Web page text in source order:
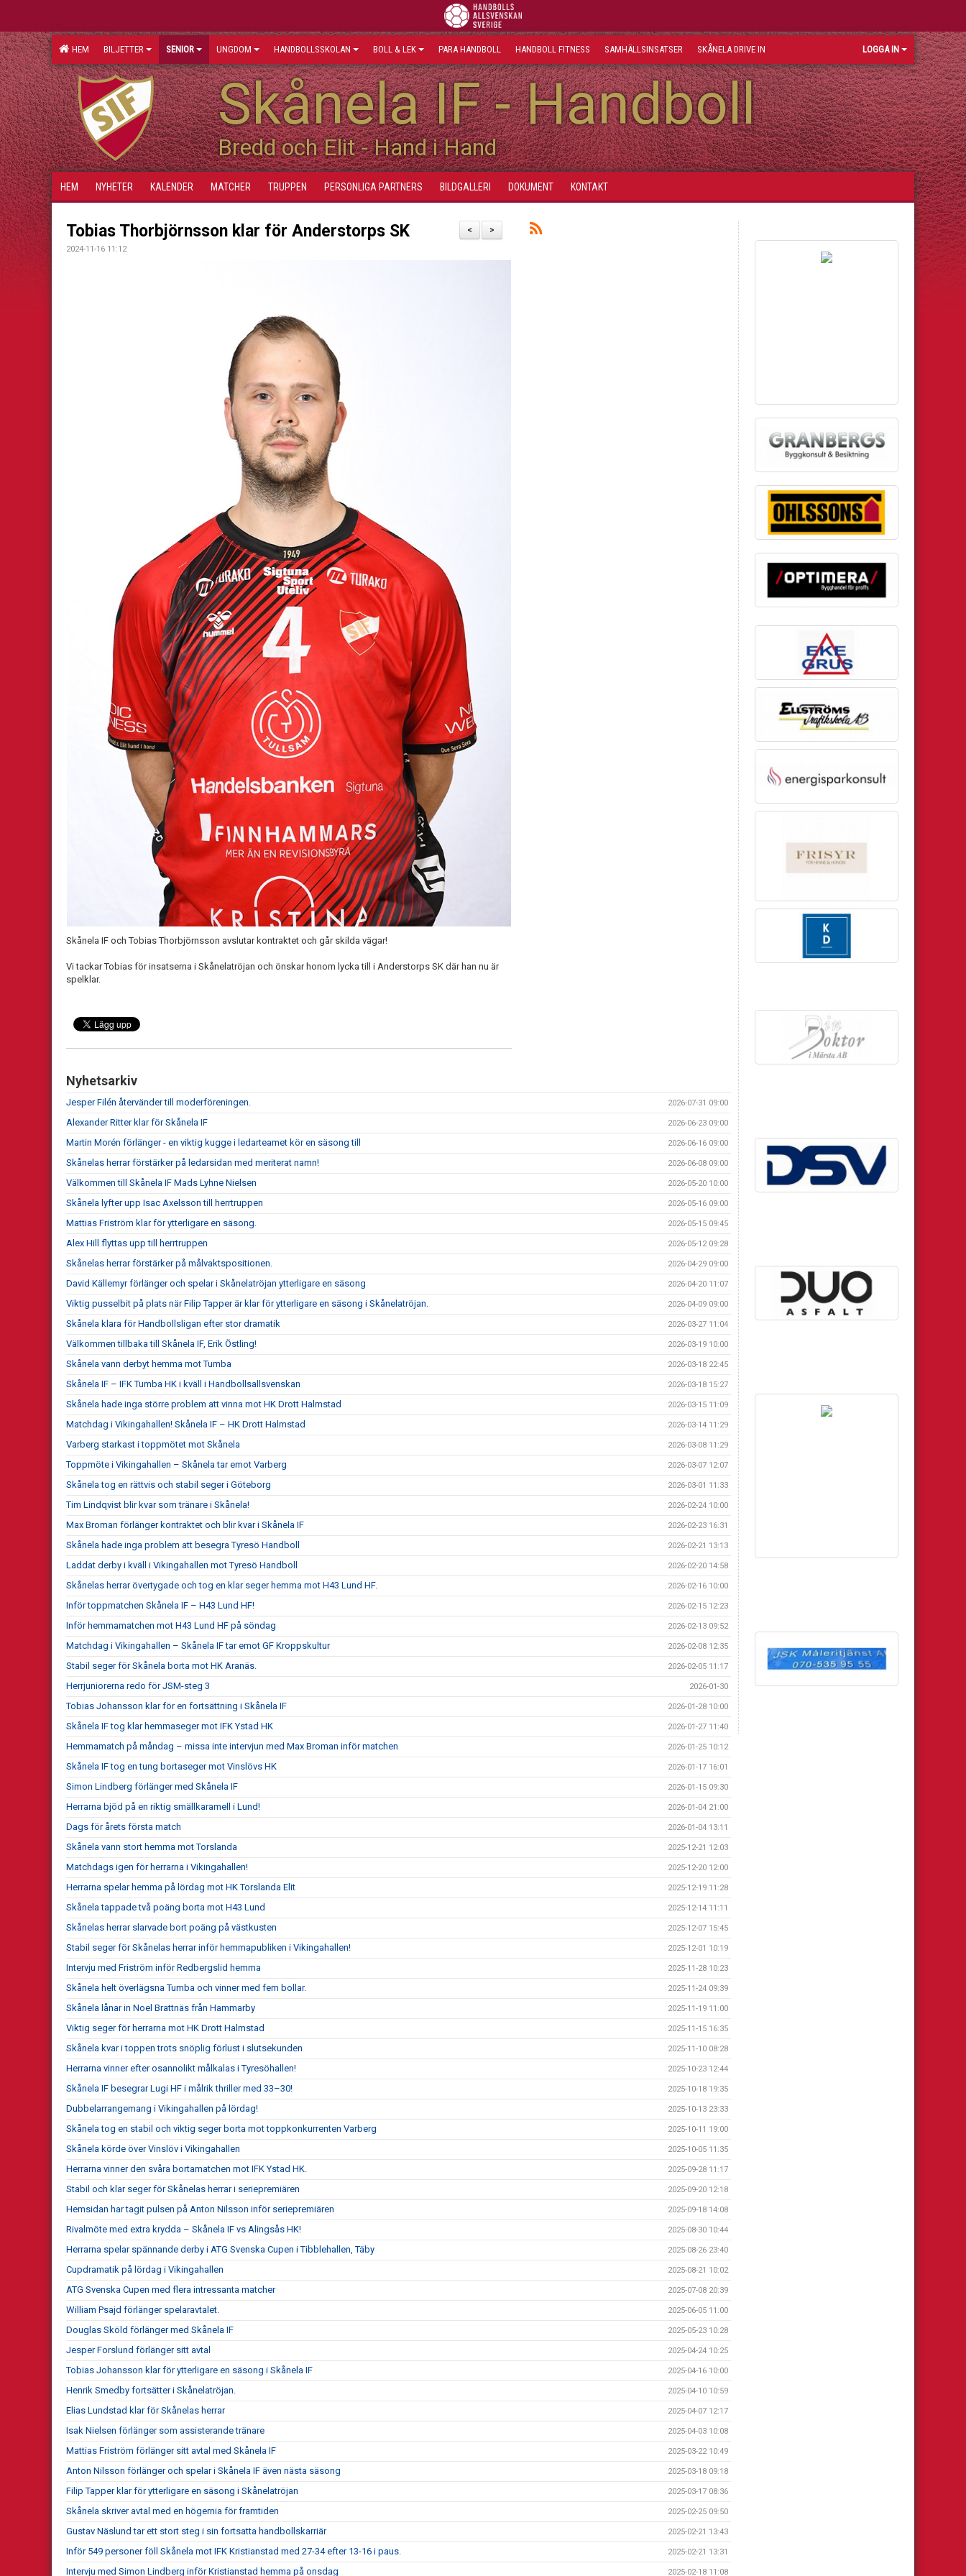
HEM BILJETTER SENIOR UNGDOM HANDBOLLSSKOLAN BOLL & LEK PARA HANDBOLL HANDBOLL FITNESS SAMHÄLLSINSATSER SKÅNELA DRIVE IN LOGGA IN
Skånela IF - Handboll
Bredd och Elit - Hand i Hand
HEM NYHETER KALENDER MATCHER TRUPPEN PERSONLIGA PARTNERS BILDGALLERI DOKUMENT KONTAKT
>
<
Tobias Thorbjörnsson klar för Anderstorps SK
2024-11-16 11:12
Skånela IF och Tobias Thorbjörnsson avslutar kontraktet och går skilda vägar!
Vi tackar Tobias för insatserna i Skånelatröjan och önskar honom lycka till i Anderstorps SK där han nu är
spelklar.
Nyhetsarkiv
Jesper Filén återvänder till moderföreningen. 2026-07-31 09:00
Alexander Ritter klar för Skånela IF 2026-06-23 09:00
Martin Morén förlänger - en viktig kugge i ledarteamet kör en säsong till 2026-06-16 09:00
Skånelas herrar förstärker på ledarsidan med meriterat namn! 2026-06-08 09:00
Välkommen till Skånela IF Mads Lyhne Nielsen 2026-05-20 10:00
Skånela lyfter upp Isac Axelsson till herrtruppen 2026-05-16 09:00
Mattias Friström klar för ytterligare en säsong. 2026-05-15 09:45
Alex Hill flyttas upp till herrtruppen 2026-05-12 09:28
Skånelas herrar förstärker på målvaktspositionen. 2026-04-29 09:00
David Källemyr förlänger och spelar i Skånelatröjan ytterligare en säsong 2026-04-20 11:07
Viktig pusselbit på plats när Filip Tapper är klar för ytterligare en säsong i Skånelatröjan. 2026-04-09 09:00
Skånela klara för Handbollsligan efter stor dramatik 2026-03-27 11:04
Välkommen tillbaka till Skånela IF, Erik Östling! 2026-03-19 10:00
Skånela vann derbyt hemma mot Tumba 2026-03-18 22:45
Skånela IF – IFK Tumba HK i kväll i Handbollsallsvenskan 2026-03-18 15:27
Skånela hade inga större problem att vinna mot HK Drott Halmstad 2026-03-15 11:09
Matchdag i Vikingahallen! Skånela IF – HK Drott Halmstad 2026-03-14 11:29
Varberg starkast i toppmötet mot Skånela 2026-03-08 11:29
Toppmöte i Vikingahallen – Skånela tar emot Varberg 2026-03-07 12:07
Skånela tog en rättvis och stabil seger i Göteborg 2026-03-01 11:33
Tim Lindqvist blir kvar som tränare i Skånela! 2026-02-24 10:00
Max Broman förlänger kontraktet och blir kvar i Skånela IF 2026-02-23 16:31
Skånela hade inga problem att besegra Tyresö Handboll 2026-02-21 13:13
Laddat derby i kväll i Vikingahallen mot Tyresö Handboll 2026-02-20 14:58
Skånelas herrar övertygade och tog en klar seger hemma mot H43 Lund HF. 2026-02-16 10:00
Inför toppmatchen Skånela IF – H43 Lund HF! 2026-02-15 12:23
Inför hemmamatchen mot H43 Lund HF på söndag 2026-02-13 09:52
Matchdag i Vikingahallen – Skånela IF tar emot GF Kroppskultur 2026-02-08 12:35
Stabil seger för Skånela borta mot HK Aranäs. 2026-02-05 11:17
Herrjuniorerna redo för JSM-steg 3 2026-01-30
Tobias Johansson klar för en fortsättning i Skånela IF 2026-01-28 10:00
Skånela IF tog klar hemmaseger mot IFK Ystad HK 2026-01-27 11:40
Hemmamatch på måndag – missa inte intervjun med Max Broman inför matchen 2026-01-25 10:12
Skånela IF tog en tung bortaseger mot Vinslövs HK 2026-01-17 16:01
Simon Lindberg förlänger med Skånela IF 2026-01-15 09:30
Herrarna bjöd på en riktig smällkaramell i Lund! 2026-01-04 21:00
Dags för årets första match 2026-01-04 13:11
Skånela vann stort hemma mot Torslanda 2025-12-21 12:03
Matchdags igen för herrarna i Vikingahallen! 2025-12-20 12:00
Herrarna spelar hemma på lördag mot HK Torslanda Elit 2025-12-19 11:28
Skånela tappade två poäng borta mot H43 Lund 2025-12-14 11:11
Skånelas herrar slarvade bort poäng på västkusten 2025-12-07 15:45
Stabil seger för Skånelas herrar inför hemmapubliken i Vikingahallen! 2025-12-01 10:19
Intervju med Friström inför Redbergslid hemma 2025-11-28 10:23
Skånela helt överlägsna Tumba och vinner med fem bollar. 2025-11-24 09:39
Skånela lånar in Noel Brattnäs från Hammarby 2025-11-19 11:00
Viktig seger för herrarna mot HK Drott Halmstad 2025-11-15 16:35
Skånela kvar i toppen trots snöplig förlust i slutsekunden 2025-11-10 08:28
Herrarna vinner efter osannolikt målkalas i Tyresöhallen! 2025-10-23 12:44
Skånela IF besegrar Lugi HF i målrik thriller med 33–30! 2025-10-18 19:35
Dubbelarrangemang i Vikingahallen på lördag! 2025-10-13 23:33
Skånela tog en stabil och viktig seger borta mot toppkonkurrenten Varberg 2025-10-11 19:00
Skånela körde över Vinslöv i Vikingahallen 2025-10-05 11:35
Herrarna vinner den svåra bortamatchen mot IFK Ystad HK. 2025-09-28 11:17
Stabil och klar seger för Skånelas herrar i seriepremiären 2025-09-20 12:18
Hemsidan har tagit pulsen på Anton Nilsson inför seriepremiären 2025-09-18 14:08
Rivalmöte med extra krydda – Skånela IF vs Alingsås HK! 2025-08-30 10:44
Herrarna spelar spännande derby i ATG Svenska Cupen i Tibblehallen, Täby 2025-08-26 23:40
Cupdramatik på lördag i Vikingahallen 2025-08-21 10:02
ATG Svenska Cupen med flera intressanta matcher 2025-07-08 20:39
William Psajd förlänger spelaravtalet. 2025-06-05 11:00
Douglas Sköld förlänger med Skånela IF 2025-05-23 10:28
Jesper Forslund förlänger sitt avtal 2025-04-24 10:25
Tobias Johansson klar för ytterligare en säsong i Skånela IF 2025-04-16 10:00
Henrik Smedby fortsätter i Skånelatröjan. 2025-04-10 10:59
Elias Lundstad klar för Skånelas herrar 2025-04-07 12:17
Isak Nielsen förlänger som assisterande tränare 2025-04-03 10:08
Mattias Friström förlänger sitt avtal med Skånela IF 2025-03-22 10:49
Anton Nilsson förlänger och spelar i Skånela IF även nästa säsong 2025-03-18 09:18
Filip Tapper klar för ytterligare en säsong i Skånelatröjan 2025-03-17 08:36
Skånela skriver avtal med en högernia för framtiden 2025-02-25 09:50
Gustav Näslund tar ett stort steg i sin fortsatta handbollskarriär 2025-02-21 13:43
Inför 549 personer föll Skånela mot IFK Kristianstad med 27-34 efter 13-16 i paus. 2025-02-21 13:31
Intervju med Simon Lindberg inför Kristianstad hemma på onsdag 2025-02-18 11:08